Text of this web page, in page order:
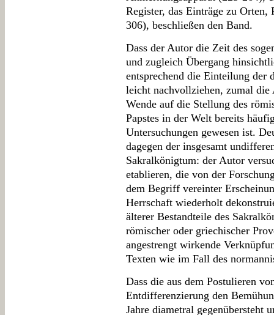
Register, das Einträge zu Orten,
306), beschließen den Band.
Dass der Autor die Zeit des
und zugleich Übergang
entsprechend die Einteilung der
leicht nachvollziehen, zumal die
Wende auf die Stellung des
Papstes in der Welt bereits
Untersuchungen gewesen ist.
dagegen der insgesamt
Sakralkönigtum: der Autor
etablieren, die von der
dem Begriff vereinter
Herrschaft wiederholt
älterer Bestandteile des
römischer oder griechischer
angestrengt wirkende
Texten wie im Fall des
Dass die aus dem Postulieren
Entdifferenzierung den
Jahre diametral gegenübersteht